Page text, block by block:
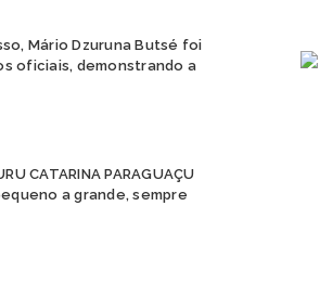
Mário Dzuruna Butsé foi
oficiais, demonstrando a
CATARINA PARAGUAÇU
a grande, sempre